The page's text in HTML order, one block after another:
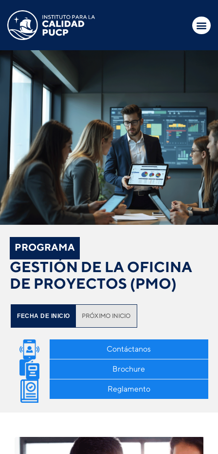
PROGRAMA
GESTIÓN DE LA OFICINA
DE PROYECTOS (PMO)
FECHA DE INICIO PRÓXIMO INICIO
Contáctanos
Brochure
Reglamento